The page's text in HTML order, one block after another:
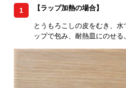
1 【ラップ加熱の場合】
とうもろこしの皮をむき、
ップで包み、耐熱皿にのせる。